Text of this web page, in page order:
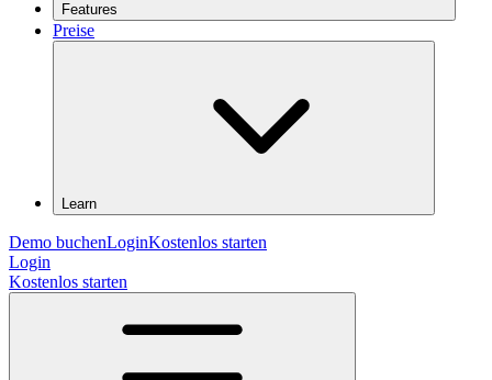
Features
Preise
Learn
Demo buchenLoginKostenlos starten
Login
Kostenlos starten